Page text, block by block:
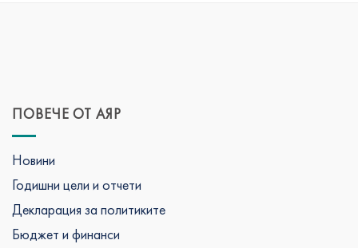
ПОВЕЧЕ ОТ АЯР
Новини
Годишни цели и отчети
Декларация за политиките
Бюджет и финанси